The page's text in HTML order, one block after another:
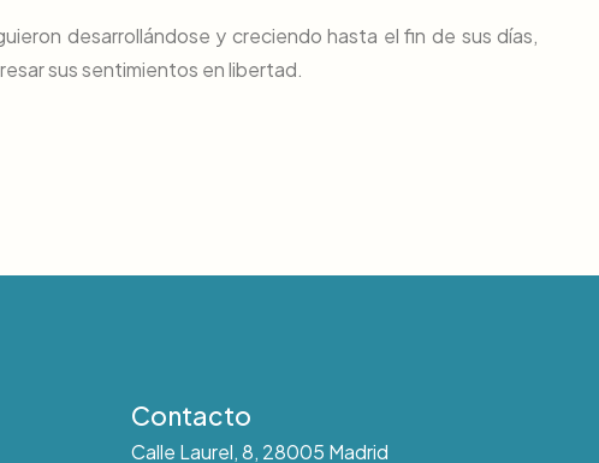
desarrollándose y creciendo hasta el fin de sus días,
sus sentimientos en libertad.
Contacto
Calle Laurel, 8, 28005 Madrid